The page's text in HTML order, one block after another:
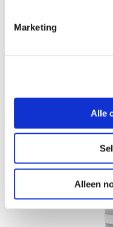
Marketing
Alle
Alleen